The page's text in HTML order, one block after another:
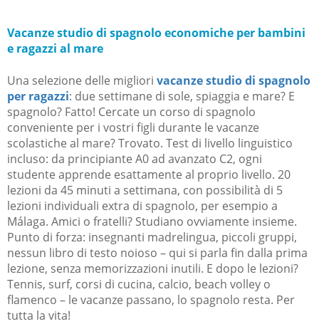
Vacanze studio di spagnolo economiche per bambini
e ragazzi al mare
Una selezione delle migliori vacanze studio di spagnolo
per ragazzi: due settimane di sole, spiaggia e mare? E
spagnolo? Fatto! Cercate un corso di spagnolo
conveniente per i vostri figli durante le vacanze
scolastiche al mare? Trovato. Test di livello linguistico
incluso: da principiante A0 ad avanzato C2, ogni
studente apprende esattamente al proprio livello. 20
lezioni da 45 minuti a settimana, con possibilità di 5
lezioni individuali extra di spagnolo, per esempio a
Málaga. Amici o fratelli? Studiano ovviamente insieme.
Punto di forza: insegnanti madrelingua, piccoli gruppi,
nessun libro di testo noioso – qui si parla fin dalla prima
lezione, senza memorizzazioni inutili. E dopo le lezioni?
Tennis, surf, corsi di cucina, calcio, beach volley o
flamenco – le vacanze passano, lo spagnolo resta. Per
tutta la vita!